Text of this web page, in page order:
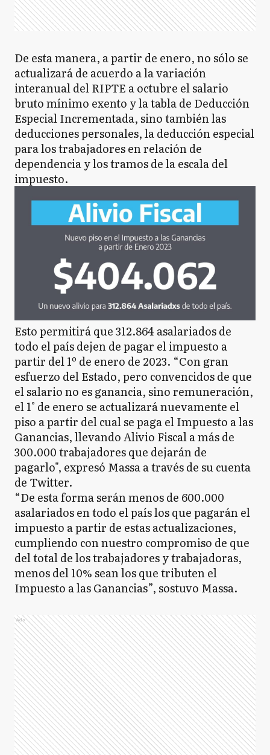
De esta manera, a partir de enero, no sólo se
actualizará de acuerdo a la variación
interanual del RIPTE a octubre el salario
bruto mínimo exento y la tabla de Deducción
Especial Incrementada, sino también las
deducciones personales, la deducción especial
para los trabajadores en relación de
dependencia y los tramos de la escala del
impuesto.
Esto permitirá que 312.864 asalariados de
todo el país dejen de pagar el impuesto a
partir del 1º de enero de 2023. “Con gran
esfuerzo del Estado, pero convencidos de que
el salario no es ganancia, sino remuneración,
el 1° de enero se actualizará nuevamente el
piso a partir del cual se paga el Impuesto a las
Ganancias, llevando Alivio Fiscal a más de
300.000 trabajadores que dejarán de
pagarlo", expresó Massa a través de su cuenta
de Twitter.
“De esta forma serán menos de 600.000
asalariados en todo el país los que pagarán el
impuesto a partir de estas actualizaciones,
cumpliendo con nuestro compromiso de que
del total de los trabajadores y trabajadoras,
menos del 10% sean los que tributen el
Impuesto a las Ganancias”, sostuvo Massa.
Ads